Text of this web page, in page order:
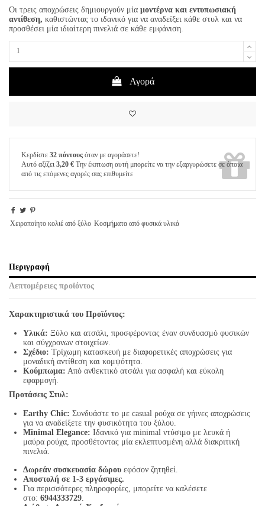
Οι τρεις αποχρώσεις δημιουργούν μία μοντέρνα και εντυπωσιακή
αντίθεση, καθιστώντας το ιδανικό για να αναδείξει κάθε στυλ και να
προσθέσει μία ιδιαίτερη πινελιά σε κάθε εμφάνιση.
Αγορά
Κερδίστε 32 πόντους όταν με αγοράσετε!
Αυτό αξίζει 3,20 € Την έκπτωση αυτή μπορείτε να την εξαργυρώσετε σε όποια
από τις επόμενες αγορές σας επιθυμείτε
Χειροποίητο κολιέ από ξύλο Κοσμήματα από φυσικά υλικά
Περιγραφή
Λεπτομέρειες προϊόντος
Χαρακτηριστικά του Προϊόντος:
Υλικά: Ξύλο και ατσάλι, προσφέροντας έναν συνδυασμό φυσικών
και σύγχρονων στοιχείων.
Σχέδιο: Τρίχωμη κατασκευή με διαφορετικές αποχρώσεις για
μοναδική αντίθεση και κομψότητα.
Κούμπωμα: Από ανθεκτικό ατσάλι για ασφαλή και εύκολη
εφαρμογή.
Προτάσεις Στυλ:
Earthy Chic: Συνδυάστε το με casual ρούχα σε γήινες αποχρώσεις
για να αναδείξετε την φυσικότητα του ξύλου.
Minimal Elegance: Ιδανικό για minimal ντύσιμο με λευκά ή
μαύρα ρούχα, προσθέτοντας μία εκλεπτυσμένη αλλά διακριτική
πινελιά.
Δωρεάν συσκευασία δώρου εφόσον ζητηθεί.
Αποστολή σε 1-3 εργάσιμες.
Για περισσότερες πληροφορίες, μπορείτε να καλέσετε
στο: 6944333729